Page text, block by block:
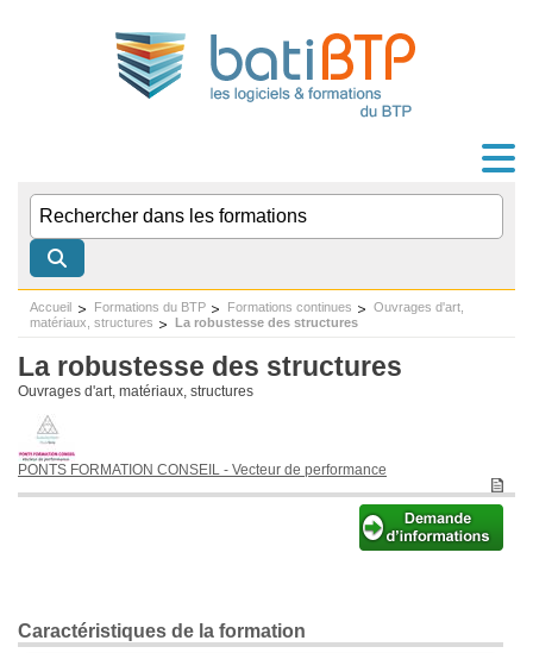
Accueil Formations du BTP Formations continues
Ouvrages d'art,
matériaux, structures
La robustesse des structures
La robustesse des structures
Ouvrages d'art, matériaux, structures
PONTS FORMATION CONSEIL - Vecteur de performance
Caractéristiques de la formation